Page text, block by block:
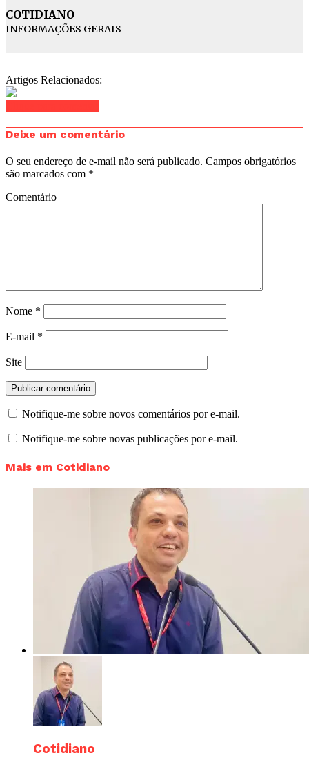
COTIDIANO
INFORMAÇÕES GERAIS
Artigos Relacionados:
Deixe um comentário
O seu endereço de e-mail não será publicado. Campos obrigatórios
são marcados com *
Comentário
Nome *
E-mail *
Site
Notifique-me sobre novos comentários por e-mail.
Notifique-me sobre novas publicações por e-mail.
Mais em Cotidiano
Cotidiano